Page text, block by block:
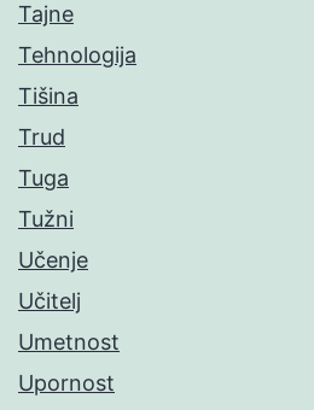
Tajne
Tehnologija
Tišina
Trud
Tuga
Tužni
Učenje
Učitelj
Umetnost
Upornost